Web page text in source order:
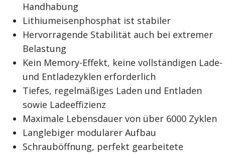
Handhabung
Lithiumeisenphosphat ist stabiler
Hervorragende Stabilität auch bei extremer
Belastung
Kein Memory-Effekt, keine vollständigen Lade-
und Entladezyklen erforderlich
Tiefes, regelmäßiges Laden und Entladen
sowie Ladeeffizienz
Maximale Lebensdauer von über 6000 Zyklen
Langlebiger modularer Aufbau
Schrauböffnung, perfekt gearbeitete